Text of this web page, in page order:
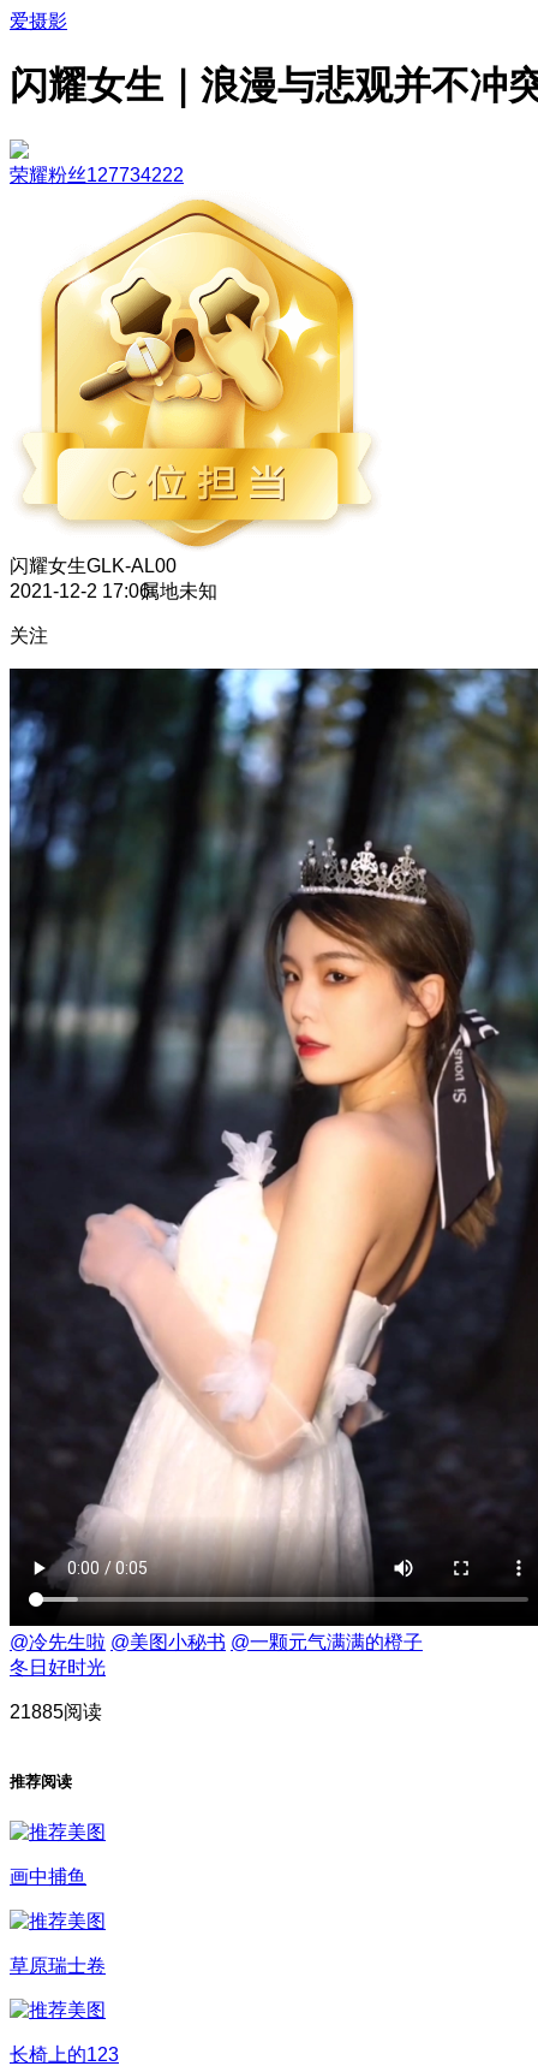
爱摄影
闪耀女生｜浪漫与悲观并不冲
荣耀粉丝127734222
闪耀女生GLK-AL00
2021-12-2 17:06属地未知
关注
@冷先生啦 @美图小秘书 @一颗元气满满的橙子
冬日好时光
21885阅读
推荐阅读
画中捕鱼
草原瑞士卷
长椅上的123